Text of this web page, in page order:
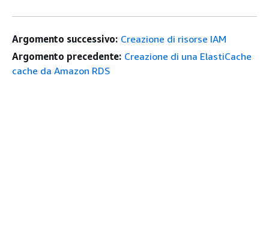
Argomento successivo: Creazione di risorse IAM
Argomento precedente: Creazione di una ElastiCache
cache da Amazon RDS